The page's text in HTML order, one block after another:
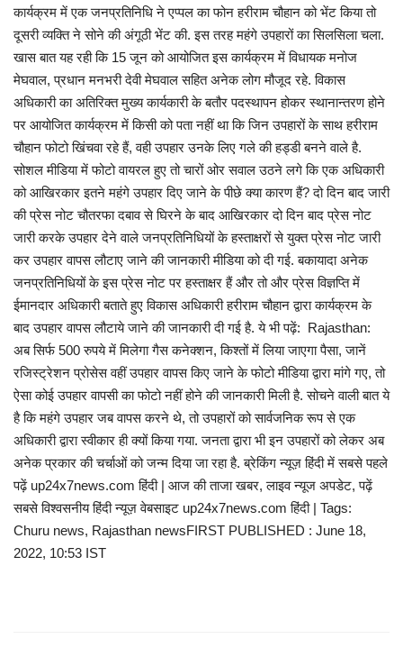
कार्यक्रम में एक जनप्रतिनिधि ने एप्पल का फोन हरीराम चौहान को भेंट किया तो
दूसरी व्यक्ति ने सोने की अंगूठी भेंट की. इस तरह महंगे उपहारों का सिलसिला चला.
खास बात यह रही कि 15 जून को आयोजित इस कार्यक्रम में विधायक मनोज
मेघवाल, प्रधान मनभरी देवी मेघवाल सहित अनेक लोग मौजूद रहे. विकास
अधिकारी का अतिरिक्त मुख्य कार्यकारी के बतौर पदस्थापन होकर स्थानान्तरण होने
पर आयोजित कार्यक्रम में किसी को पता नहीं था कि जिन उपहारों के साथ हरीराम
चौहान फोटो खिंचवा रहे हैं, वही उपहार उनके लिए गले की हड्डी बनने वाले है.
सोशल मीडिया में फोटो वायरल हुए तो चारों ओर सवाल उठने लगे कि एक अधिकारी
को आखिरकार इतने महंगे उपहार दिए जाने के पीछे क्या कारण हैं? दो दिन बाद जारी
की प्रेस नोट चौतरफा दबाव से घिरने के बाद आखिरकार दो दिन बाद प्रेस नोट
जारी करके उपहार देने वाले जनप्रतिनिधियों के हस्ताक्षरों से युक्त प्रेस नोट जारी
कर उपहार वापस लौटाए जाने की जानकारी मीडिया को दी गई. बकायादा अनेक
जनप्रतिनिधियों के इस प्रेस नोट पर हस्ताक्षर हैं और तो और प्रेस विज्ञप्ति में
ईमानदार अधिकारी बताते हुए विकास अधिकारी हरीराम चौहान द्वारा कार्यक्रम के
बाद उपहार वापस लौटाये जाने की जानकारी दी गई है. ये भी पढ़ें: Rajasthan:
अब सिर्फ 500 रुपये में मिलेगा गैस कनेक्शन, किश्तों में लिया जाएगा पैसा, जानें
रजिस्ट्रेशन प्रोसेस वहीं उपहार वापस किए जाने के फोटो मीडिया द्वारा मांगे गए, तो
ऐसा कोई उपहार वापसी का फोटो नहीं होने की जानकारी मिली है. सोचने वाली बात ये
है कि महंगे उपहार जब वापस करने थे, तो उपहारों को सार्वजनिक रूप से एक
अधिकारी द्वारा स्वीकार ही क्यों किया गया. जनता द्वारा भी इन उपहारों को लेकर अब
अनेक प्रकार की चर्चाओं को जन्म दिया जा रहा है. ब्रेकिंग न्यूज़ हिंदी में सबसे पहले
पढ़ें up24x7news.com हिंदी | आज की ताजा खबर, लाइव न्यूज अपडेट, पढ़ें
सबसे विश्वसनीय हिंदी न्यूज़ वेबसाइट up24x7news.com हिंदी | Tags:
Churu news, Rajasthan newsFIRST PUBLISHED : June 18,
2022, 10:53 IST